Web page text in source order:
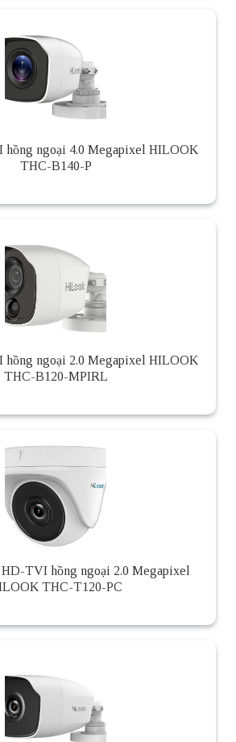
hồng ngoại 4.0 Megapixel HILOOK
THC-B140-P
hồng ngoại 2.0 Megapixel HILOOK
THC-B120-MPIRL
HD-TVI hồng ngoại 2.0 Megapixel
THC-T120-PC